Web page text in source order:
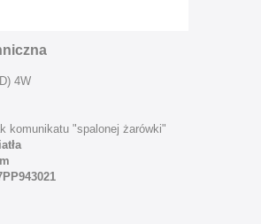
4W
komunikatu "spalonej żarówki"